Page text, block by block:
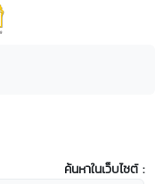
ค้นหาในเว็บไซต์ :